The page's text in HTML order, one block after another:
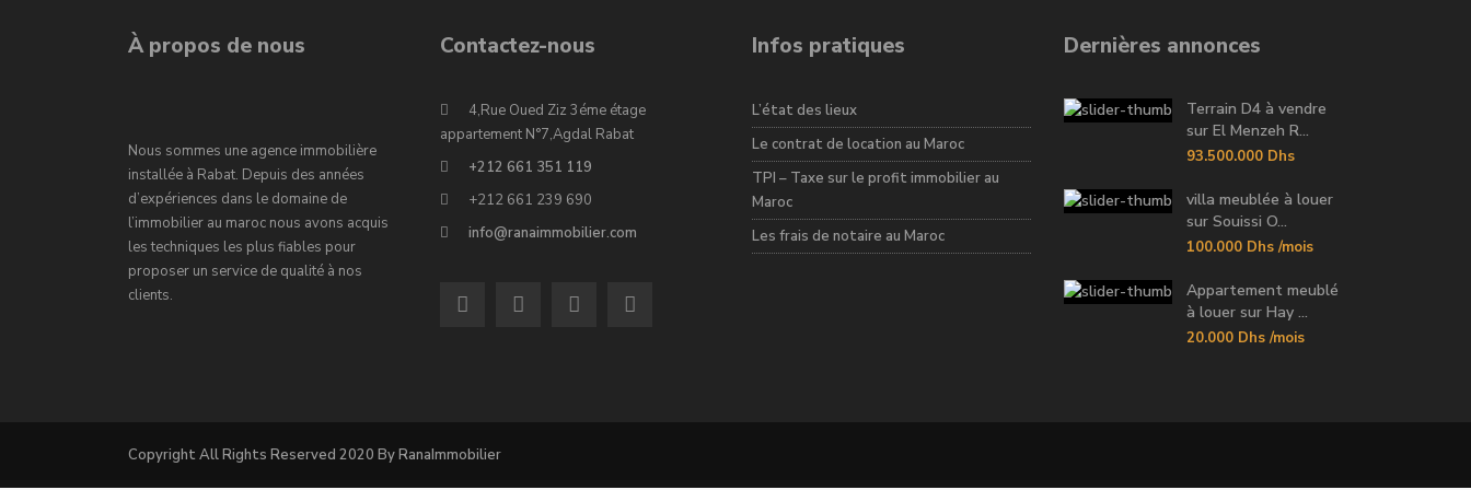
À propos de nous
Nous sommes une agence immobilière
installée à Rabat. Depuis des années
d’expériences dans le domaine de
l’immobilier au maroc nous avons acquis
les techniques les plus fiables pour
proposer un service de qualité à nos
clients.
Contactez-nous
4,Rue Oued Ziz 3éme étage
appartement N°7,Agdal Rabat
+212 661 351 119
+212 661 239 690
info@ranaimmobilier.com
Infos pratiques
L’état des lieux
Le contrat de location au Maroc
TPI – Taxe sur le profit immobilier au
Maroc
Les frais de notaire au Maroc
Dernières annonces
Terrain D4 à vendre
sur El Menzeh R...
93.500.000 Dhs
villa meublée à louer
sur Souissi O...
100.000 Dhs /mois
Appartement meublé
à louer sur Hay ...
20.000 Dhs /mois
Copyright All Rights Reserved 2020 By RanaImmobilier